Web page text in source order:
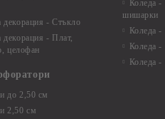
декорация - Стъкло
декорация - Плат,
целофан
до 2,50 см
2,50 см
Коледа
шишарки
Коледа
Коледа
Коледа